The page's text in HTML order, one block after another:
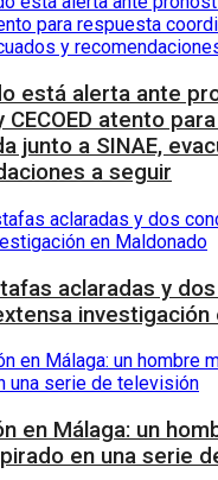
está alerta ante
CECOED atento
junto a SINAE,
a seguir
aclaradas y
investigación
en Málaga: un
en una serie